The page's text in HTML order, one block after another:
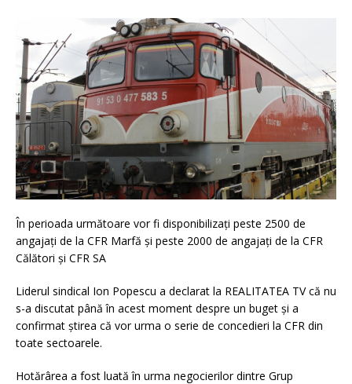
În perioada următoare vor fi disponibilizaţi peste 2500 de
angajaţi de la CFR Marfă şi peste 2000 de angajaţi de la CFR
Călători şi CFR SA
Liderul sindical Ion Popescu a declarat la REALITATEA TV că nu
s-a discutat până în acest moment despre un buget şi a
confirmat ştirea că vor urma o serie de concedieri la CFR din
toate sectoarele.
Hotărârea a fost luată în urma negocierilor dintre Grup